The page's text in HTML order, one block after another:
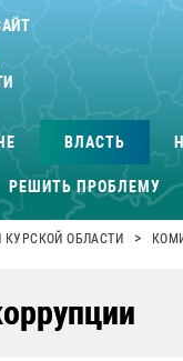
ВЛАСТЬ
РЕШИТЬ ПРОБЛЕМУ
ОБЛАСТИ >